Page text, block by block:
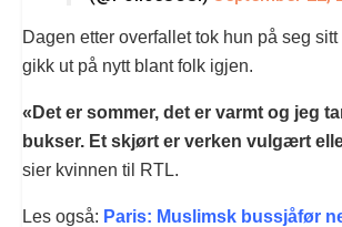
Dagen etter overfallet tok hun på seg
gikk ut på nytt blant folk igjen.
«Det er sommer, det er varmt og jeg
bukser. Et skjørt er verken vulgært
sier kvinnen til RTL.
Les også: Paris: Muslimsk bussjåfør